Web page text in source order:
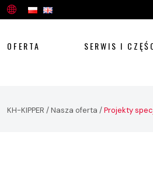
OFERTA SERWIS I
KH-KIPPER /Nasza oferta /Projekty